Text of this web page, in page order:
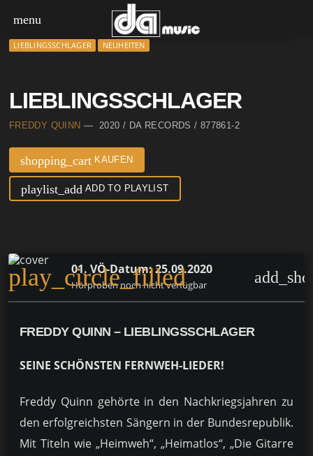
menu
LIEBLINGSSCHLAGER NEUHEITEN
LIEBLINGSSCHLAGER
FREDDY QUINN — 2020 / DA RECORDS / 877861-2
shopping_cartKAUFEN
playlist_add ADD TO PLAYLIST
play_circle_filled
01. VÖ-Datum: 25.09.2020
Hörproben noch nicht verfügbar
FREDDY QUINN – LIEBLINGSSCHLAGER
SEINE SCHÖNSTEN FERNWEH-LIEDER!
Freddy Quinn gehörte in den Nachkriegsjahren zu
den erfolgreichsten Sängern in der Bundesrepublik.
Mit Titeln wie „Heimweh“, „Heimatlos“, „Die Gitarre